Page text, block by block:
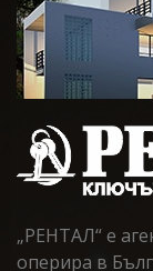
„РЕНТАЛ“ е
оперира в